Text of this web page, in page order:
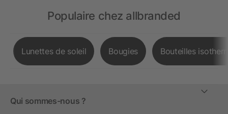
Populaire chez allbranded
Lunettes de soleil Bougies Bouteilles
Qui sommes-nous ?